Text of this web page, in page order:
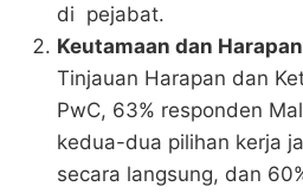
di pejabat​​.
Keutamaan dan
Tinjauan Harapan dan
PwC, 63% responden
kedua-dua pilihan kerja
secara langsung, dan